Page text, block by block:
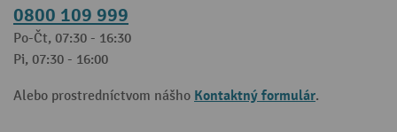
0800 109 999
Po-Čt, 07:30 - 16:30
Pi, 07:30 - 16:00
Alebo prostredníctvom nášho Kontaktný formulár.